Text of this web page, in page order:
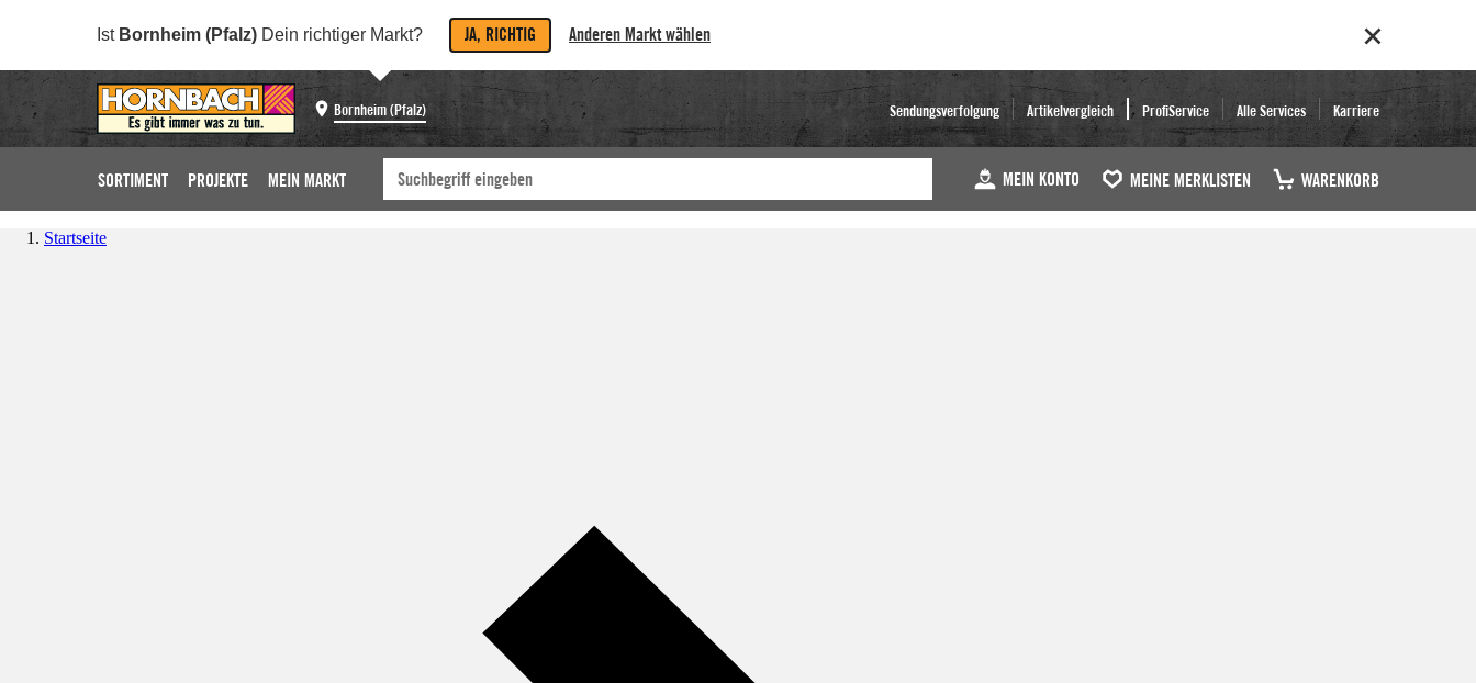
Ist Bornheim (Pfalz) Dein richtiger Markt? JA, RICHTIG Anderen Markt wählen
Bornheim (Pfalz) Sendungsverfolgung Artikelvergleich ProfiService Alle Services Karriere
SORTIMENT PROJEKTE MEIN MARKT MEIN KONTO MEINE MERKLISTEN WARENKORB
Startseite